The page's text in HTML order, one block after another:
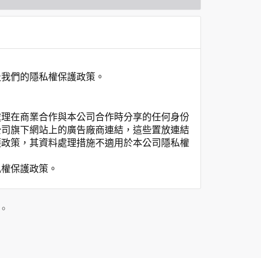
們的隱私權保護政策。
在商業合作與本公司合作時分享的任何身份
旗下網站上的廣告廠商連結，這些置放連結
策，其資料處理措施不適用於本公司隱私權
保護政策。
選資料記錄等，做為我們增進網站服務的